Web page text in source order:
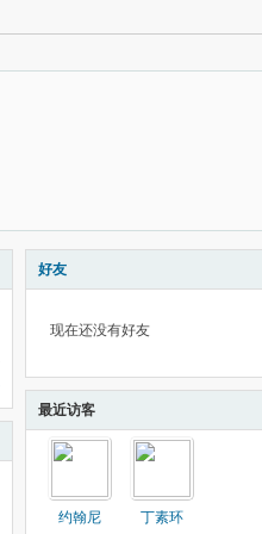
好友
现在还没有好友
最近访客
约翰尼
丁素环